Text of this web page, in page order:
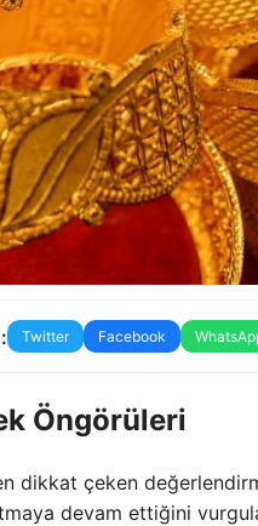
Twitter Facebook
Öngörüleri
dikkat çeken
devam ettiğini